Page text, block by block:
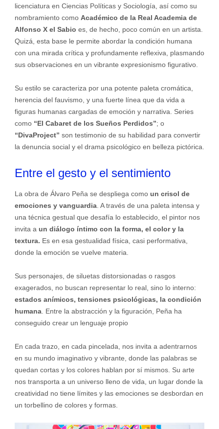
licenciatura en Ciencias Políticas y Sociología, así como su
nombramiento como Académico de la Real Academia de
Alfonso X el Sabio es, de hecho, poco común en un artista.
Quizá, esta base le permite abordar la condición humana
con una mirada crítica y profundamente reflexiva, plasmando
sus observaciones en un vibrante expresionismo figurativo.
Su estilo se caracteriza por una potente paleta cromática,
herencia del fauvismo, y una fuerte línea que da vida a
figuras humanas cargadas de emoción y narrativa. Series
como “El Cabaret de los Sueños Perdidos”; o
“DivaProject” son testimonio de su habilidad para convertir
la denuncia social y el drama psicológico en belleza pictórica.
Entre el gesto y el sentimiento
La obra de Álvaro Peña se despliega como un crisol de
emociones y vanguardia. A través de una paleta intensa y
una técnica gestual que desafía lo establecido, el pintor nos
invita a un diálogo íntimo con la forma, el color y la
textura. Es en esa gestualidad física, casi performativa,
donde la emoción se vuelve materia.
Sus personajes, de siluetas distorsionadas o rasgos
exagerados, no buscan representar lo real, sino lo interno:
estados anímicos, tensiones psicológicas, la condición
humana. Entre la abstracción y la figuración, Peña ha
conseguido crear un lenguaje propio
En cada trazo, en cada pincelada, nos invita a adentrarnos
en su mundo imaginativo y vibrante, donde las palabras se
quedan cortas y los colores hablan por sí mismos. Su arte
nos transporta a un universo lleno de vida, un lugar donde la
creatividad no tiene límites y las emociones se desbordan en
un torbellino de colores y formas.